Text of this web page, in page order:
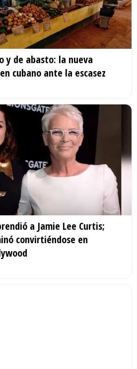
y de abasto: la nueva
cubano ante la escasez
a Jamie Lee Curtis;
convirtiéndose en